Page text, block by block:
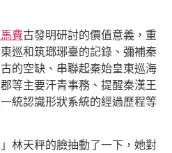
費古發明研討的價值意義，重
巡和筑瑯琊臺的記錄、彌補秦
的空缺、串聯起秦始皇東巡海
等主要汗青事務、提醒秦漢王
統認識形狀系統的經過歷程等
林天秤的臉抽動了一下，她對